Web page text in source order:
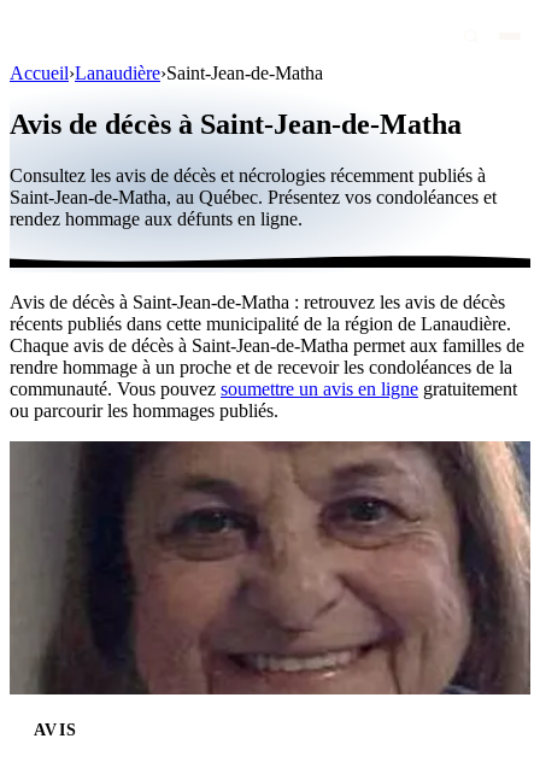
Personnalités publiques
Québec
Canada
International
Par région
Par ville
Maisons funéraires
Publier un avis
Accueil›Lanaudière›Saint-Jean-de-Matha
Avis de décès à Saint-Jean-de-Matha
Consultez les avis de décès et nécrologies récemment publiés à
Saint-Jean-de-Matha, au Québec. Présentez vos condoléances et
rendez hommage aux défunts en ligne.
Avis de décès à Saint-Jean-de-Matha : retrouvez les avis de décès
récents publiés dans cette municipalité de la région de Lanaudière.
Chaque avis de décès à Saint-Jean-de-Matha permet aux familles de
rendre hommage à un proche et de recevoir les condoléances de la
communauté. Vous pouvez soumettre un avis en ligne gratuitement
ou parcourir les hommages publiés.
AVIS